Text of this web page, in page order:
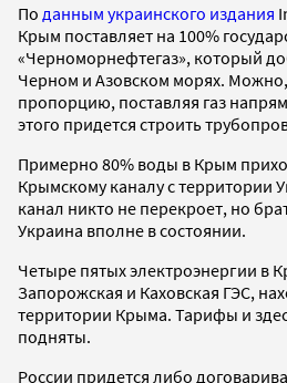
По данным украинского издания
Крым поставляет на 100%
«Черноморнефтегаз», который
Черном и Азовском морях.
пропорцию, поставляя газ
этого придется строить
Примерно 80% воды в Крым
Крымскому каналу с территории
канал никто не перекроет, но
Украина вполне в состоянии.
Четыре пятых электроэнергии в
Запорожская и Каховская ГЭС,
территории Крыма. Тарифы и
подняты.
России придется либо